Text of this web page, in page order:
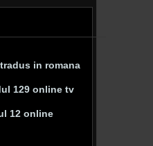
in romana
129 online tv
12 online